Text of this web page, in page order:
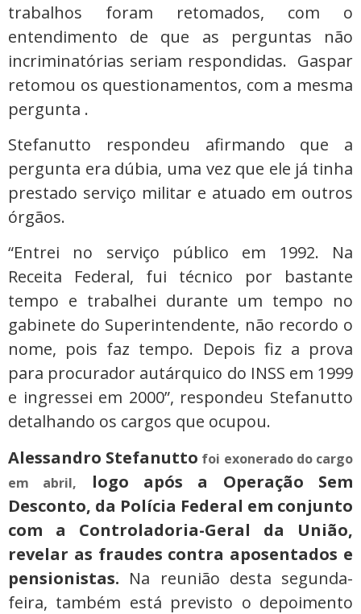
trabalhos foram retomados, com o
entendimento de que as perguntas não
incriminatórias seriam respondidas. Gaspar
retomou os questionamentos, com a mesma
pergunta .
Stefanutto respondeu afirmando que a
pergunta era dúbia, uma vez que ele já tinha
prestado serviço militar e atuado em outros
órgãos.
“Entrei no serviço público em 1992. Na
Receita Federal, fui técnico por bastante
tempo e trabalhei durante um tempo no
gabinete do Superintendente, não recordo o
nome, pois faz tempo. Depois fiz a prova
para procurador autárquico do INSS em 1999
e ingressei em 2000”, respondeu Stefanutto
detalhando os cargos que ocupou.
Alessandro Stefanutto foi exonerado do cargo
em abril,
logo após a Operação Sem
Desconto, da Polícia Federal em conjunto
com a Controladoria-Geral da União,
revelar as fraudes contra aposentados e
pensionistas. Na reunião desta segunda-
feira, também está previsto o depoimento